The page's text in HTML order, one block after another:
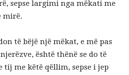
sepse largimi nga mëkati me
mirë.
të bëjë një mëkat, e më pas
është thënë se do të
me këtë qëllim, sepse i jep